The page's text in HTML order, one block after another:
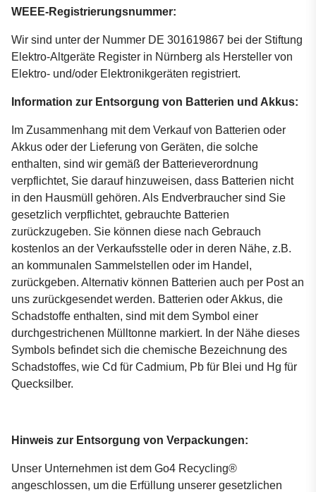
WEEE-Registrierungsnummer:
Wir sind unter der Nummer DE 301619867 bei der Stiftung
Elektro-Altgeräte Register in Nürnberg als Hersteller von
Elektro- und/oder Elektronikgeräten registriert.
Information zur Entsorgung von Batterien und Akkus:
Im Zusammenhang mit dem Verkauf von Batterien oder
Akkus oder der Lieferung von Geräten, die solche
enthalten, sind wir gemäß der Batterieverordnung
verpflichtet, Sie darauf hinzuweisen, dass Batterien nicht
in den Hausmüll gehören. Als Endverbraucher sind Sie
gesetzlich verpflichtet, gebrauchte Batterien
zurückzugeben. Sie können diese nach Gebrauch
kostenlos an der Verkaufsstelle oder in deren Nähe, z.B.
an kommunalen Sammelstellen oder im Handel,
zurückgeben. Alternativ können Batterien auch per Post an
uns zurückgesendet werden. Batterien oder Akkus, die
Schadstoffe enthalten, sind mit dem Symbol einer
durchgestrichenen Mülltonne markiert. In der Nähe dieses
Symbols befindet sich die chemische Bezeichnung des
Schadstoffes, wie Cd für Cadmium, Pb für Blei und Hg für
Quecksilber.
Hinweis zur Entsorgung von Verpackungen:
Unser Unternehmen ist dem Go4 Recycling®
angeschlossen, um die Erfüllung unserer gesetzlichen